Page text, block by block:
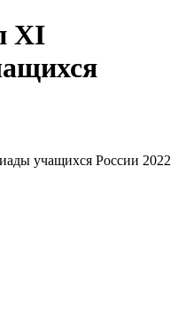
XI
учащихся России 2022